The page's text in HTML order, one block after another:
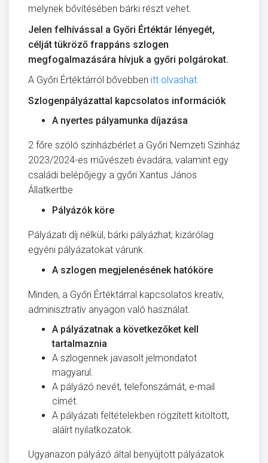
melynek bővítésében bárki részt vehet.
Jelen felhívással a Győri Értéktár lényegét,
célját tükröző frappáns szlogen
megfogalmazására hívjuk a győri polgárokat.
A Győri Értéktárról bővebben itt olvashat.
Szlogenpályázattal kapcsolatos információk
A nyertes pályamunka díjazása
2 főre szóló színházbérlet a Győri Nemzeti Színház
2023/2024-es művészeti évadára, valamint egy
családi belépőjegy a győri Xantus János
Állatkertbe
Pályázók köre
Pályázati díj nélkül, bárki pályázhat; kizárólag
egyéni pályázatokat várunk.
A szlogen megjelenésének hatóköre
Minden, a Győri Értéktárral kapcsolatos kreatív,
adminisztratív anyagon való használat.
A pályázatnak a következőket kell
tartalmaznia
A szlogennek javasolt jelmondatot
magyarul.
A pályázó nevét, telefonszámát, e-mail
címét.
A pályázati feltételekben rögzített kitöltött,
aláírt nyilatkozatok.
Ugyanazon pályázó által benyújtott pályázatok